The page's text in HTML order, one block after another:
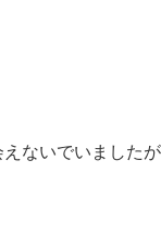
ないでいました